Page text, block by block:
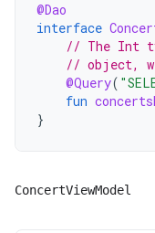
@Dao
interface
// The Int
// object,
@Query(
fun
}
ConcertViewModel